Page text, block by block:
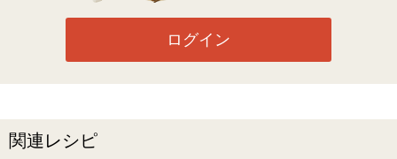
ログイン
関連レシピ